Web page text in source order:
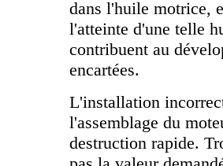
dans l'huile motrice,
l'atteinte d'une telle
contribuent au
encartées.
L'installation
l'assemblage du
destruction rapide.